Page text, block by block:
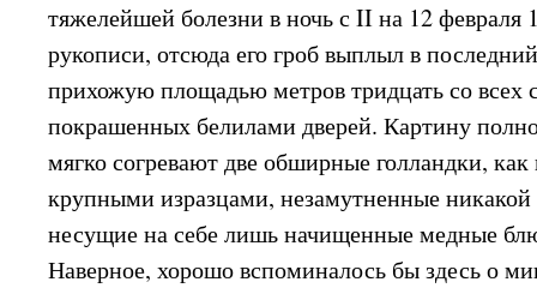
тяжелейшей болезни в ночь с II на 12 февраля
рукописи, отсюда его гроб выплыл в
прихожую площадью метров тридцать со всех
покрашенных белилами дверей. Картину
мягко согревают две обширные голландки,
крупными изразцами, незамутненные никакой
несущие на себе лишь начищенные медные
Наверное, хорошо вспоминалось бы здесь о